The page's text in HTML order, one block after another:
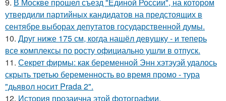
9. В Москве прошел съезд "Единой России", на котором
утвердили партийных кандидатов на предстоящих в
сентябре выборах депутатов государственной думы.
10. Друг ниже 175 см, когда нашёл девушку - и теперь
все комплексы по росту официально ушли в отпуск.
11. Секрет фирмы: как беременной Энн хэтэуэй удалось
скрыть третью беременность во время промо - тура
"дьявол носит Prada 2".
12. История прозаична этой фотографии.